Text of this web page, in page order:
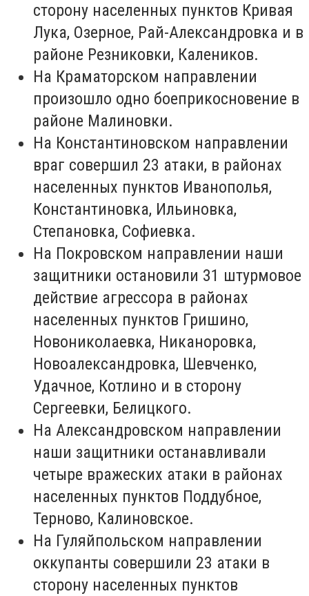
сторону населенных пунктов Кривая
Лука, Озерное, Рай-Александровка и в
районе Резниковки, Калеников.
На Краматорском направлении
произошло одно боеприкосновение в
районе Малиновки.
На Константиновском направлении
враг совершил 23 атаки, в районах
населенных пунктов Иванополья,
Константиновка, Ильиновка,
Степановка, Софиевка.
На Покровском направлении наши
защитники остановили 31 штурмовое
действие агрессора в районах
населенных пунктов Гришино,
Новониколаевка, Никаноровка,
Новоалександровка, Шевченко,
Удачное, Котлино и в сторону
Сергеевки, Белицкого.
На Александровском направлении
наши защитники останавливали
четыре вражеских атаки в районах
населенных пунктов Поддубное,
Терново, Калиновское.
На Гуляйпольском направлении
оккупанты совершили 23 атаки в
сторону населенных пунктов